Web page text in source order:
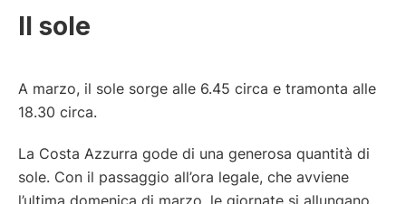
Il sole
A marzo, il sole sorge alle 6.45 circa e tramonta alle
18.30 circa.
La Costa Azzurra gode di una generosa quantità di
sole. Con il passaggio all’ora legale, che avviene
l’ultima domenica di marzo, le giornate si allungano